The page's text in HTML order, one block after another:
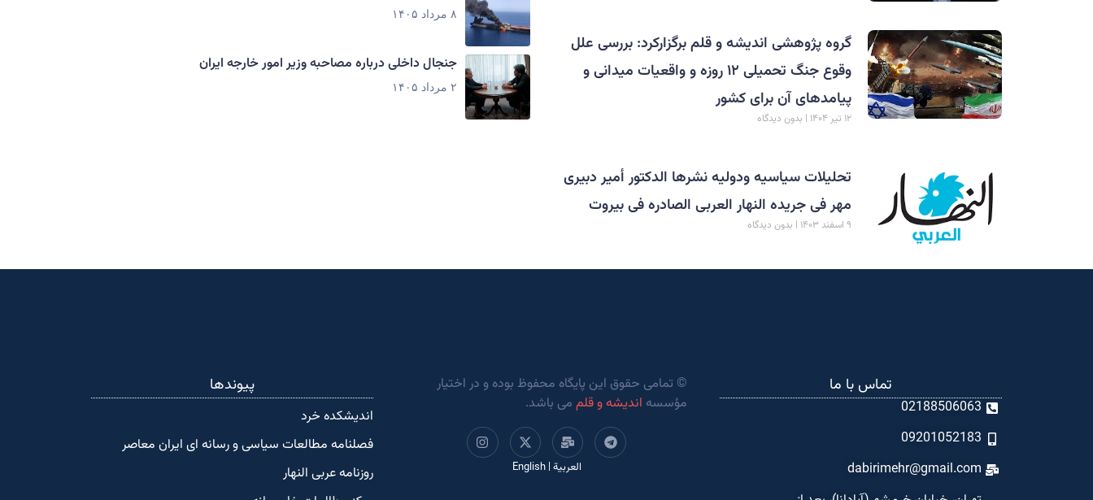
گروه پژوهشی اندیشه و قلم برگزارکرد: بررسی علل
وقوع جنگ تحمیلی ۱۲ روزه و واقعیات میدانی و
پیامدهای آن برای کشور
۱۲ تیر ۱۴۰۴ بدون دیدگاه
تحلیلات سیاسیه ودولیه نشرها الدکتور أمیر دبیری
مهر فی جریده النهار العربی الصادره فی بیروت
۹ اسفند ۱۴۰۳ بدون دیدگاه
۸ مرداد ۱۴۰۵
جنجال داخلی درباره مصاحبه وزیر امور خارجه ایران
۲ مرداد ۱۴۰۵
تماس با ما
02188506063
09201052183
dabirimehr@gmail.com
© تمامی حقوق این پایگاه محفوظ بوده و در اختیار
مؤسسه اندیشه و قلممی باشد.
العربية |
English
پیوندها
اندیشکده‌ خرد
فصلنامه مطالعات سیاسی و رسانه ای ایران معاصر
روزنامه عربی النهار